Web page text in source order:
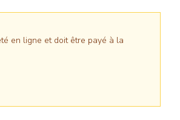
en ligne et doit être payé à la